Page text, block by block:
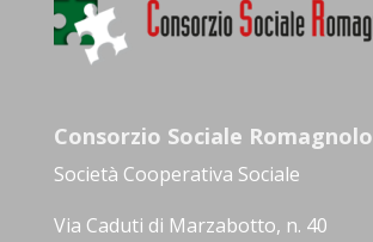
Consorzio Sociale Romagnolo
Società Cooperativa Sociale
Via Caduti di Marzabotto, n. 40